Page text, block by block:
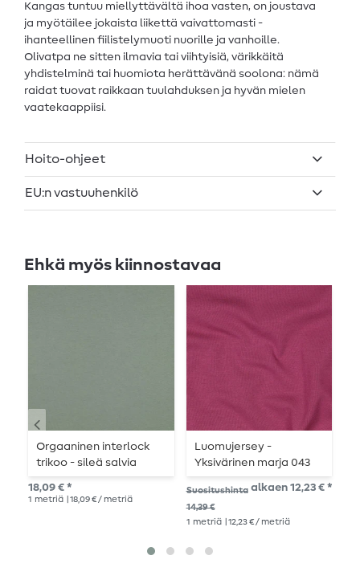
Kangas tuntuu miellyttävältä ihoa vasten, on joustava
ja myötäilee jokaista liikettä vaivattomasti -
ihanteellinen fiilistelymuoti nuorille ja vanhoille.
Olivatpa ne sitten ilmavia tai viihtyisiä, värikkäitä
yhdistelminä tai huomiota herättävänä soolona: nämä
raidat tuovat raikkaan tuulahduksen ja hyvän mielen
vaatekaappiisi.
Hoito-ohjeet
EU:n vastuuhenkilö
Ehkä myös kiinnostavaa
Orgaaninen interlock
trikoo - sileä salvia
18,09 € *
1 metriä | 18,09 € / metriä
Luomujersey -
Yksivärinen marja 043
Suositushinta
14,39 €
alkaen 12,23 € *
1 metriä | 12,23 € / metriä